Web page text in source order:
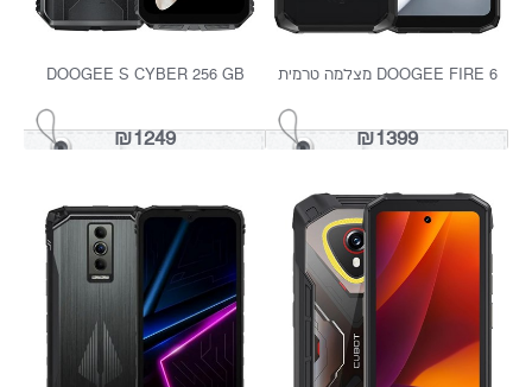
BLACKVIEW FORT 2
DOOGEE BLADE 10 ULTRA